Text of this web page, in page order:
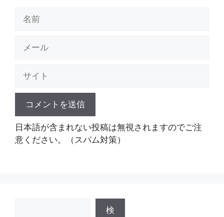
ト
日本語が含まれない投稿は無視されますのでご注
意ください。（スパム対策）
検